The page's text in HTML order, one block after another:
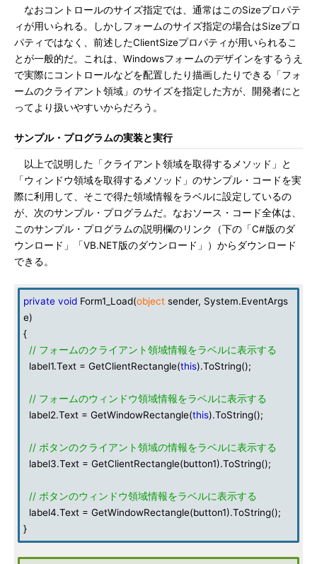
なおコントロールのサイズ指定では、通常はこのSizeプロパテ
ィが用いられる。しかしフォームのサイズ指定の場合はSizeプロ
パティではなく、前述したClientSizeプロパティが用いられるこ
とが一般的だ。これは、Windowsフォームのデザインをするうえ
で実際にコントロールなどを配置したり描画したりできる「フォ
ームのクライアント領域」のサイズを指定した方が、開発者にと
ってより扱いやすいからだろう。
サンプル・プログラムの実装と実行
以上で説明した「クライアント領域を取得するメソッド」と
「ウィンドウ領域を取得するメソッド」のサンプル・コードを実
際に利用して、そこで得た領域情報をラベルに設定しているの
が、次のサンプル・プログラムだ。なおソース・コード全体は、
このサンプル・プログラムの説明欄のリンク（下の「C#版のダ
ウンロード」「VB.NET版のダウンロード」）からダウンロード
できる。
private void Form1_Load(object sender, System.EventArgs
e)
{
// フォームのクライアント領域情報をラベルに表示する
label1.Text = GetClientRectangle(this).ToString();
// フォームのウィンドウ領域情報をラベルに表示する
label2.Text = GetWindowRectangle(this).ToString();
// ボタンのクライアント領域の情報をラベルに表示する
label3.Text = GetClientRectangle(button1).ToString();
// ボタンのウィンドウ領域情報をラベルに表示する
label4.Text = GetWindowRectangle(button1).ToString();
}